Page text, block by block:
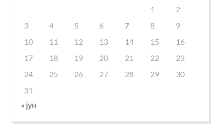
1
2
3
4 5 6 7 8
9
10
11 12 13 14 15
16
17
18 19 20 21 22
23
24
25 26 27 28 29
30
31
« јун